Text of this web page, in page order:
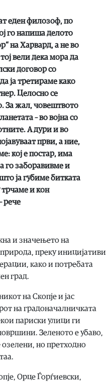
еден филозоф, по
го напиша делото
на Харвард, а не во
вели дека мора да
договор со
ја третираме како
Целосно се
За жал, човештвото
– во војна со
А дури и во
први, а ние,
кој е постар, има
го заборавивме и
ја губиме битката
трчаме и кон
рече
и значењето на
преку иницијативи
како и потребата
град.
на Скопје и јас
на градоначалничката
париски улици ги
Зеленото е убаво,
озелени, но претходно
Орце Ѓорѓиевски,